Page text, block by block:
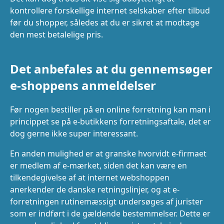
kontrollere forskellige internet selskaber efter tilbud
før du shopper, således at du er sikret at modtage
den mest betalelige pris.
Det anbefales at du gennemsøger
e-shoppens anmeldelser
Før nogen bestiller på en online forretning kan man i
princippet se på e-butikkens forretningsaftale, det er
dog gerne ikke super interessant.
En anden mulighed er at granske hvorvidt e-firmaet
er medlem af e-mærket, siden det kan være en
tilkendegivelse af at internet webshoppen
anerkender de danske retningslinjer, og at e-
forretningen rutinemæssigt undersøges af jurister
som er indført i de gældende bestemmelser. Dette er